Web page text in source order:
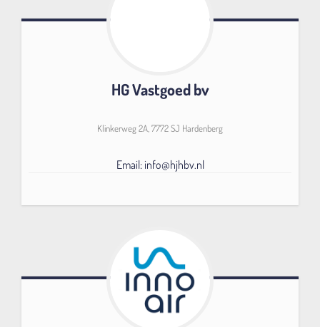
HG Vastgoed bv
Klinkerweg 2A, 7772 SJ Hardenberg
Email: info@hjhbv.nl